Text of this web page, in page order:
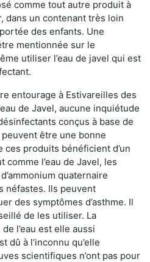
comme tout autre produit à
dans un contenant très loin
des enfants. Une
mentionnée sur le
utiliser l’eau de javel qui est
entourage à Estivareilles des
de Javel, aucune inquiétude
conçus à base de
être une bonne
produits bénéficient d’un
comme l’eau de Javel, les
quaternaire
néfastes. Ils peuvent
des symptômes d’asthme. Il
de les utiliser. La
l’eau est elle aussi
dû à l’inconnu qu’elle
scientifiques n’ont pas pour